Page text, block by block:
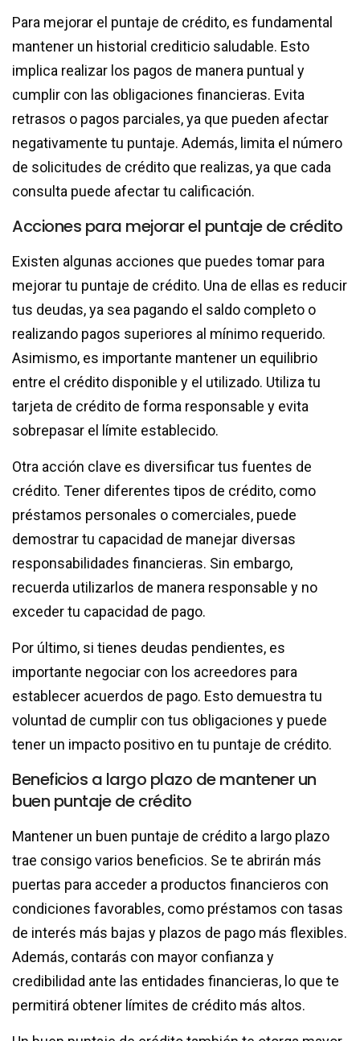
Para mejorar el puntaje de crédito, es fundamental
mantener un historial crediticio saludable. Esto
implica realizar los pagos de manera puntual y
cumplir con las obligaciones financieras. Evita
retrasos o pagos parciales, ya que pueden afectar
negativamente tu puntaje. Además, limita el número
de solicitudes de crédito que realizas, ya que cada
consulta puede afectar tu calificación.
Acciones para mejorar el puntaje de crédito
Existen algunas acciones que puedes tomar para
mejorar tu puntaje de crédito. Una de ellas es reducir
tus deudas, ya sea pagando el saldo completo o
realizando pagos superiores al mínimo requerido.
Asimismo, es importante mantener un equilibrio
entre el crédito disponible y el utilizado. Utiliza tu
tarjeta de crédito de forma responsable y evita
sobrepasar el límite establecido.
Otra acción clave es diversificar tus fuentes de
crédito. Tener diferentes tipos de crédito, como
préstamos personales o comerciales, puede
demostrar tu capacidad de manejar diversas
responsabilidades financieras. Sin embargo,
recuerda utilizarlos de manera responsable y no
exceder tu capacidad de pago.
Por último, si tienes deudas pendientes, es
importante negociar con los acreedores para
establecer acuerdos de pago. Esto demuestra tu
voluntad de cumplir con tus obligaciones y puede
tener un impacto positivo en tu puntaje de crédito.
Beneficios a largo plazo de mantener un
buen puntaje de crédito
Mantener un buen puntaje de crédito a largo plazo
trae consigo varios beneficios. Se te abrirán más
puertas para acceder a productos financieros con
condiciones favorables, como préstamos con tasas
de interés más bajas y plazos de pago más flexibles.
Además, contarás con mayor confianza y
credibilidad ante las entidades financieras, lo que te
permitirá obtener límites de crédito más altos.